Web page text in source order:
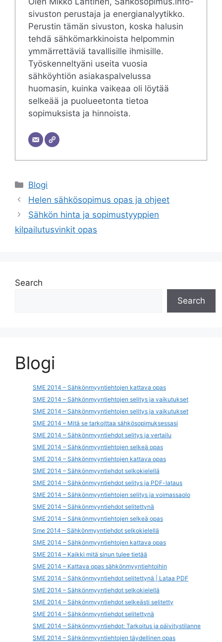
sivuston perustaja ja energianalyytikko.
Perustin tämän sivuston, koska halusin
tehdä sähkömarkkinoista helpommin
ymmärrettäviä tavallisille ihmisille.
Työskenneltyäni useita vuosia
sähköyhtiön asiakaspalvelussa
huomasin, kuinka vaikeaa oli löytää
selkeää ja puolueetonta tietoa
sopimuksista ja hinnoista.
Categories
Blogi
Helen sähkösopimus opas ja ohjeet
Sähkön hinta ja sopimustyyppien
kilpailutusvinkit opas
Search
Search
Blogi
SME 2014 – Sähkönmyyntiehtojen kattava opas
SME 2014 – Sähkönmyyntiehtojen selitys ja vaikutukset
SME 2014 – Sähkönmyyntiehtojen selitys ja vaikutukset
SME 2014 – Mitä se tarkoittaa sähkösopimuksessasi
SME 2014 – Sähkönmyyntiehdot selitys ja vertailu
SME 2014 – Sähkönmyyntiehtojen selkeä opas
SME 2014 – Sähkönmyyntiehtojen kattava opas
SME 2014 – Sähkönmyyntiehdot selkokielellä
SME 2014 – Sähkönmyyntiehdot selitys ja PDF-lataus
SME 2014 – Sähkönmyyntiehtojen selitys ja voimassaolo
SME 2014 – Sähkönmyyntiehdot selitettynä
SME 2014 – Sähkönmyyntiehtojen selkeä opas
Sme 2014 – Sähkönmyyntiehdot selkokielellä
SME 2014 – Sähkönmyyntiehtojen kattava opas
SME 2014 – Kaikki mitä sinun tulee tietää
SME 2014 – Kattava opas sähkönmyyntiehtoihin
SME 2014 – Sähkönmyyntiehdot selitettynä | Lataa PDF
SME 2014 – Sähkönmyyntiehdot selkokielellä
SME 2014 – Sähkönmyyntiehdot selkeästi selitetty
SME 2014 – Sähkönmyyntiehdot selitettynä
SME 2014 – Sähkönmyyntiehdot: Tarkoitus ja päivitystilanne
SME 2014 – Sähkönmyyntiehtojen täydellinen opas